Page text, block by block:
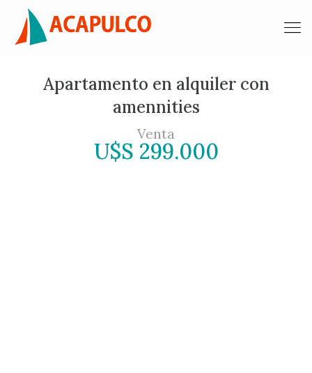
Apartamento en alquiler con
amennities
Venta
U$S 299.000